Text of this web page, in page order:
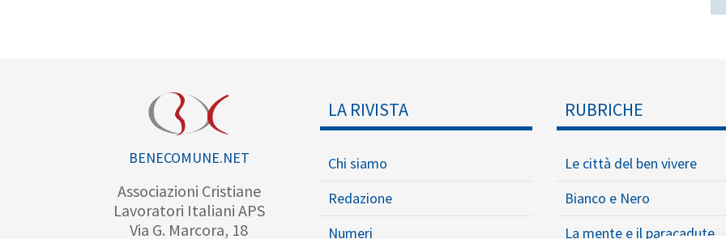
BENECOMUNE.NET
Associazioni Cristiane
Lavoratori Italiani APS
Via G. Marcora, 18
LA RIVISTA
Chi siamo
Redazione
Numeri
RUBRICHE
Le città del ben vivere
Bianco e Nero
La mente e il paracadute